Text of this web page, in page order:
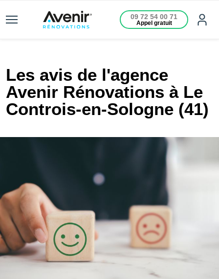
09 72 54 00 71
Appel gratuit
Les avis de l'agence
Avenir Rénovations à Le
Controis-en-Sologne (41)